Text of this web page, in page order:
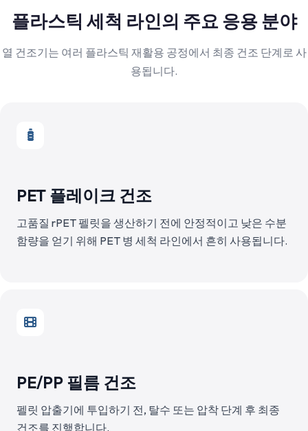
플라스틱 세척 라인의 주요 응용 분야
열 건조기는 여러 플라스틱 재활용 공정에서 최종 건조 단계로 사
용됩니다.
PET 플레이크 건조
고품질 rPET 펠릿을 생산하기 전에 안정적이고 낮은 수분
함량을 얻기 위해 PET 병 세척 라인에서 흔히 사용됩니다.
PE/PP 필름 건조
펠릿 압출기에 투입하기 전, 탈수 또는 압착 단계 후 최종
건조를 진행합니다.